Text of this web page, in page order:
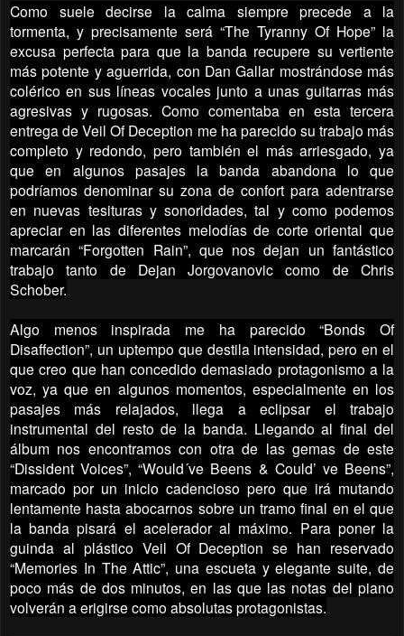
Como suele decirse la calma siempre precede a la
tormenta, y precisamente será “The Tyranny Of Hope” la
excusa perfecta para que la banda recupere su vertiente
más potente y aguerrida, con Dan Gallar mostrándose más
colérico en sus líneas vocales junto a unas guitarras más
agresivas y rugosas. Como comentaba en esta tercera
entrega de Veil Of Deception me ha parecido su trabajo más
completo y redondo, pero también el más arriesgado, ya
que en algunos pasajes la banda abandona lo que
podríamos denominar su zona de confort para adentrarse
en nuevas tesituras y sonoridades, tal y como podemos
apreciar en las diferentes melodías de corte oriental que
marcarán “Forgotten Rain”, que nos dejan un fantástico
trabajo tanto de Dejan Jorgovanovic como de Chris
Schober.
Algo menos inspirada me ha parecido “Bonds Of
Disaffection”, un uptempo que destila intensidad, pero en el
que creo que han concedido demasiado protagonismo a la
voz, ya que en algunos momentos, especialmente en los
pasajes más relajados, llega a eclipsar el trabajo
instrumental del resto de la banda. Llegando al final del
álbum nos encontramos con otra de las gemas de este
“Dissident Voices”, “Would´ve Beens & Could’ ve Beens”,
marcado por un inicio cadencioso pero que irá mutando
lentamente hasta abocarnos sobre un tramo final en el que
la banda pisará el acelerador al máximo. Para poner la
guinda al plástico Veil Of Deception se han reservado
“Memories In The Attic”, una escueta y elegante suite, de
poco más de dos minutos, en las que las notas del piano
volverán a erigirse como absolutas protagonistas.